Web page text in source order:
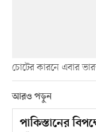
চোটের কারনে এবার
আরও পড়ুন
পাকিস্তানের